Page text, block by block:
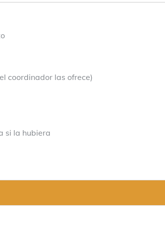
coordinador las ofrece)
si la hubiera